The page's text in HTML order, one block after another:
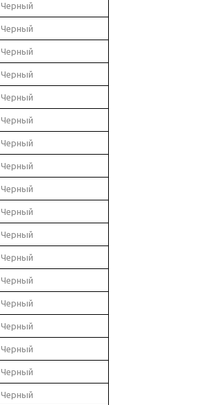
Черный
Черный
Черный
Черный
Черный
Черный
Черный
Черный
Черный
Черный
Черный
Черный
Черный
Черный
Черный
Черный
Черный
Черный